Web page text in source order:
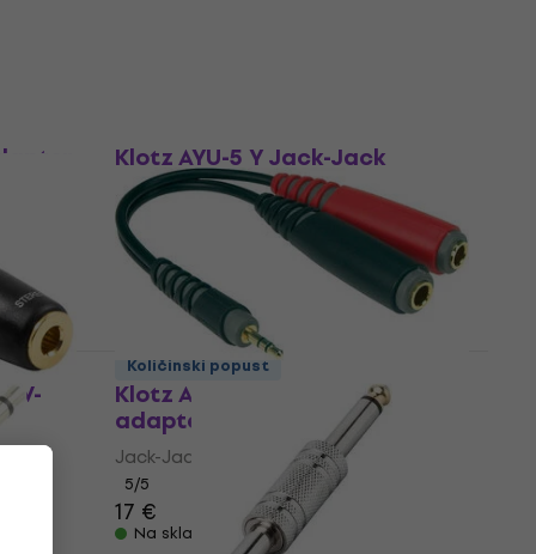
Klotz AYU-5 Y Jack-Jack
adapter
Jack-Jack adapter
5/5
13,20 €
Na skladištu
Klotz AYS-3 Y Jack-Jack
adapter
Jack-Jack adapter
5/5
17 €
Na skladištu
Količinski popust